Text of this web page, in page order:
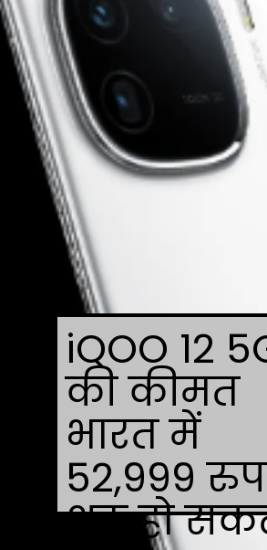
iQOO 12
की कीमत
भारत में
52,999
शुरू हो